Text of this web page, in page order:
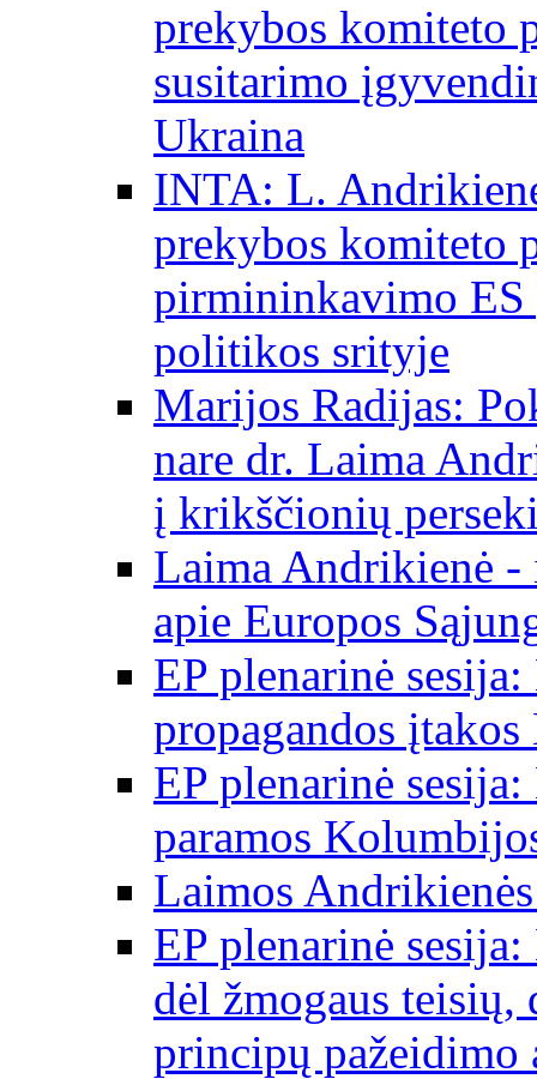
prekybos komiteto
susitarimo
Ukraina
INTA: L.
prekybos komiteto
pirmininkavimo ES
politikos srityje
Marijos Radijas:
nare dr. Laima
į krikščionių
Laima Andrikienė -
apie Europos
EP plenarinė
propagandos įtakos
EP plenarinė
paramos
Laimos
EP plenarinė
dėl žmogaus
principų pažeidimo